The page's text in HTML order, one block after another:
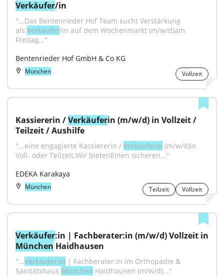
Verkäufer/in
"...Das Bentenrieder Hof Team sucht Verstärkung
als:Verkäufer/in auf dem Wochenmarkt (m/w/d)am
Freitag..."
Bentenrieder Hof GmbH & Co KG
München Vollzeit
Kassiererin / Verkäuferin (m/w/d) in Vollzeit /
Teilzeit / Aushilfe
"...eine engagierte Kassiererin / Verkäuferin (m/w/d)in
Voll- oder Teilzeit.Wir bietenEinen sicheren..."
EDEKA Karakaya
München Teilzeit Vollzeit
Verkäufer
München Haidhausen
"...Verkäufer:in | Fachberater:in im Orthopädie &
Sanitätshaus München Haidhausen (m/w/d)..."